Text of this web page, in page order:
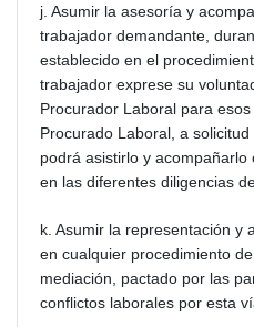
j. Asumir la asesoría y
trabajador demandante,
establecido en el
trabajador exprese su
Procurador Laboral para
Procurado Laboral, a
podrá asistirlo y
en las diferentes diligencias
k. Asumir la representación y
en cualquier procedimiento
mediación, pactado por las
conflictos laborales por esta